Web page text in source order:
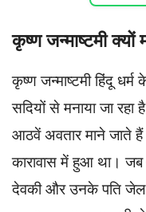
कृष्ण जन्माष्टमी क्यों
कृष्ण जन्माष्टमी हिंदू
सदियों से मनाया जा
आठवें अवतार माने जाते
कारावास में हुआ था।
देवकी और उनके पति